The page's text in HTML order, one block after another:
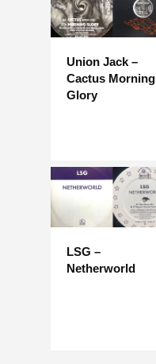
Union Jack –
Cactus Morning
Glory
LSG –
Netherworld